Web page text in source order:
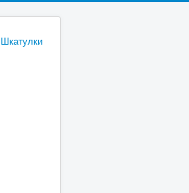
Шкатулки